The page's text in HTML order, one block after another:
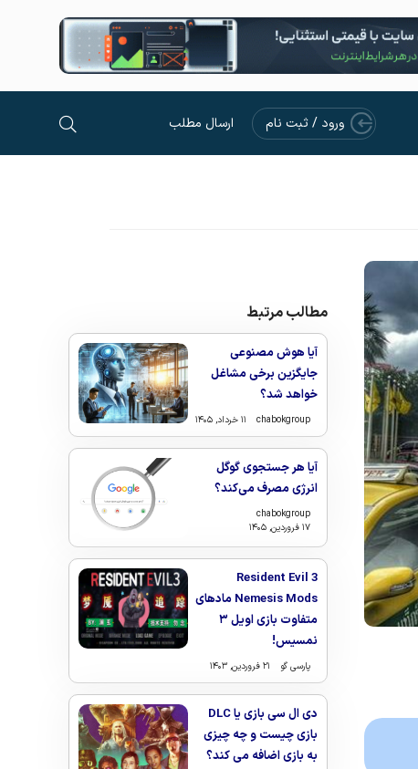
ورود / ثبت نام ارسال مطلب
مطالب مرتبط
آیا هوش مصنوعی
جایگزین برخی مشاغل
خواهد شد؟
chabokgroup ۱۱ خرداد, ۱۴۰۵
آیا هر جستجوی گوگل
انرژی مصرف می‌کند؟
chabokgroup
۱۷ فروردین, ۱۴۰۵
Resident Evil 3
Nemesis Mods مادهای
متفاوت بازی اویل ۳
نمسیس!
پارسی گو ۲۱ فروردین, ۱۴۰۳
دی ال سی بازی یا DLC
بازی چیست و چه چیزی
به بازی اضافه می کند؟